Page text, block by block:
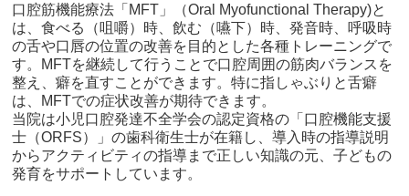
口腔筋機能療法「MFT」（Oral Myofunctional Therapy)と
は、食べる（咀嚼）時、飲む（嚥下）時、発音時、呼吸時
の舌や口唇の位置の改善を目的とした各種トレーニングで
す。MFTを継続して行うことで口腔周囲の筋肉バランスを
整え、癖を直すことができます。特に指しゃぶりと舌癖
は、MFTでの症状改善が期待できます。
当院は小児口腔発達不全学会の認定資格の「口腔機能支援
士（ORFS）」の歯科衛生士が在籍し、導入時の指導説明
からアクティビティの指導まで正しい知識の元、子どもの
発育をサポートしています。